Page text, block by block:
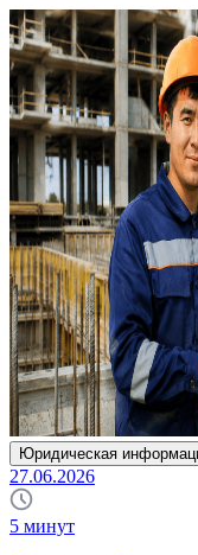
Юридическая
27.06.2026
5 минут